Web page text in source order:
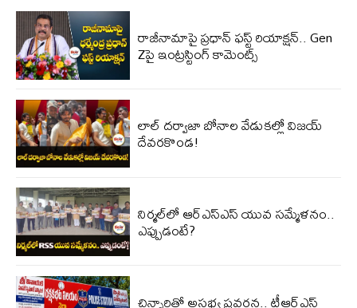
రాజీనామాపై ప్రధాన్ ఫస్ట్ రియాక్షన్.. Gen
Zపై ఇంట్రస్టింగ్ కామెంట్స్
లాల్ ద‌ర్వాజా బోనాల వేడుక‌ల్లో విజ‌య్
దేవ‌ర‌కొండ‌!
నిర్మ‌ల్‌లో ఆర్ఎస్ఎస్ యువ స‌మ్మేళ‌నం..
ఎప్పుడంటే?
చిన్నారితో అసభ్య ప్రవర్తన.. టీఆర్‌ఎస్